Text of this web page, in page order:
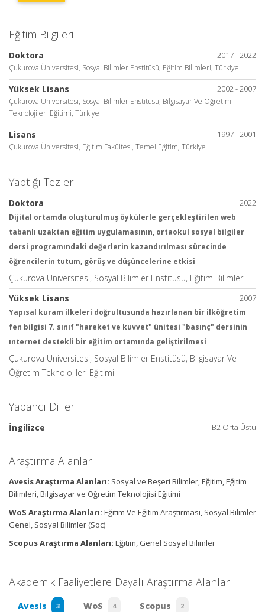
Eğitim Bilgileri
2017 - 2022
Doktora
Çukurova Üniversitesi, Sosyal Bilimler Enstitüsü, Eğitim Bilimleri, Türkiye
2002 - 2007
Yüksek Lisans
Çukurova Üniversitesi, Sosyal Bilimler Enstitüsü, Bilgisayar Ve Öğretim
Teknolojileri Eğitimi, Türkiye
1997 - 2001
Lisans
Çukurova Üniversitesi, Eğitim Fakültesi, Temel Eğitim, Türkiye
Yaptığı Tezler
2022
Doktora
Dijital ortamda oluşturulmuş öykülerle gerçekleştirilen web
tabanlı uzaktan eğitim uygulamasının, ortaokul sosyal bilgiler
dersi programındaki değerlerin kazandırılması sürecinde
öğrencilerin tutum, görüş ve düşüncelerine etkisi
Çukurova Üniversitesi, Sosyal Bilimler Enstitüsü, Eğitim Bilimleri
2007
Yüksek Lisans
Yapısal kuram ilkeleri doğrultusunda hazırlanan bir ilköğretim
fen bilgisi 7. sınıf "hareket ve kuvvet" ünitesi "basınç" dersinin
ınternet destekli bir eğitim ortamında geliştirilmesi
Çukurova Üniversitesi, Sosyal Bilimler Enstitüsü, Bilgisayar Ve
Öğretim Teknolojileri Eğitimi
Yabancı Diller
B2 Orta Üstü
İngilizce
Araştırma Alanları
Avesis Araştırma Alanları: Sosyal ve Beşeri Bilimler, Eğitim, Eğitim
Bilimleri, Bilgisayar ve Öğretim Teknolojisi Eğitimi
WoS Araştırma Alanları: Eğitim Ve Eğitim Araştırması, Sosyal Bilimler
Genel, Sosyal Bilimler (Soc)
Scopus Araştırma Alanları: Eğitim, Genel Sosyal Bilimler
Akademik Faaliyetlere Dayalı Araştırma Alanları
Avesis 3 WoS 4 Scopus 2